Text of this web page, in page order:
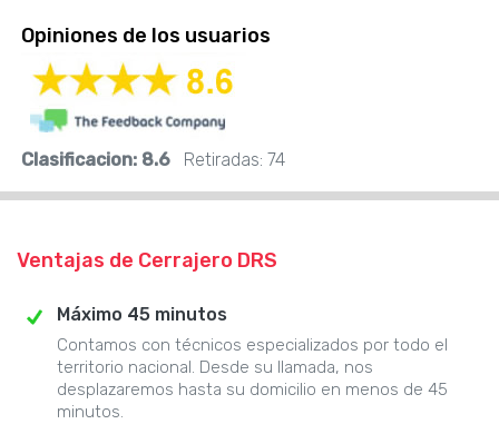
Opiniones de los usuarios
Clasificacion: 8.6 Retiradas: 74
Ventajas de Cerrajero DRS
Máximo 45 minutos
Contamos con técnicos especializados por todo el
territorio nacional. Desde su llamada, nos
desplazaremos hasta su domicilio en menos de 45
minutos.